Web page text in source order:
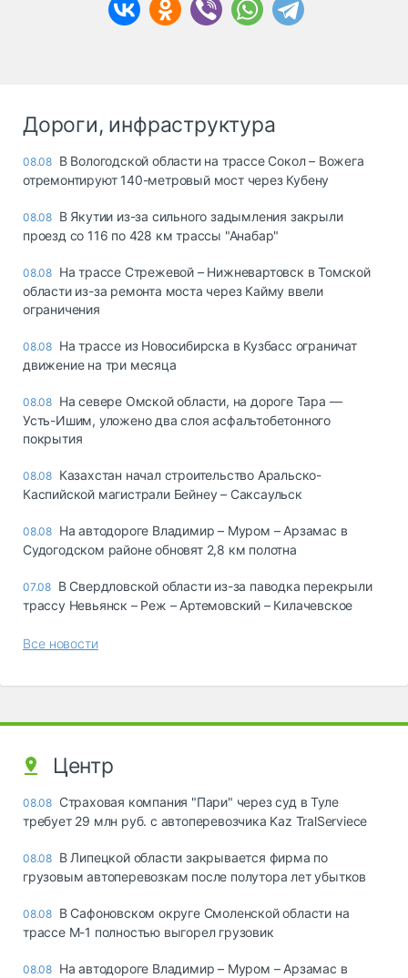
Дороги, инфраструктура
08.08 В Вологодской области на трассе Сокол – Вожега
отремонтируют 140-метровый мост через Кубену
08.08 В Якутии из-за сильного задымления закрыли
проезд со 116 по 428 км трассы "Анабар"
08.08 На трассе Стрежевой – Нижневартовск в Томской
области из-за ремонта моста через Кайму ввели
ограничения
08.08 На трассе из Новосибирска в Кузбасс ограничат
движение на три месяца
08.08 На севере Омской области, на дороге Тара —
Усть-Ишим, уложено два слоя асфальтобетонного
покрытия
08.08 Казахстан начал строительство Аральско-
Каспийской магистрали Бейнеу – Саксаульск
08.08 На автодороге Владимир – Муром – Арзамас в
Судогодском районе обновят 2,8 км полотна
07.08 В Свердловской области из-за паводка перекрыли
трассу Невьянск – Реж – Артемовский – Килачевское
Все новости
Центр
08.08 Страховая компания "Пари" через суд в Туле
требует 29 млн руб. с автоперевозчика Kaz TralServiece
08.08 В Липецкой области закрывается фирма по
грузовым автоперевозкам после полутора лет убытков
08.08 В Сафоновском округе Смоленской области на
трассе М-1 полностью выгорел грузовик
08.08 На автодороге Владимир – Муром – Арзамас в